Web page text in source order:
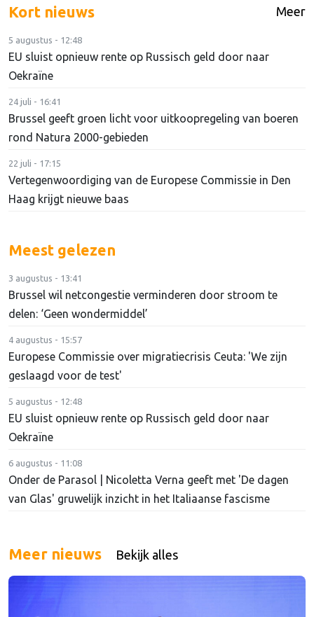
Kort nieuws Meer
5 augustus - 12:48
EU sluist opnieuw rente op Russisch geld door naar
Oekraïne
24 juli - 16:41
Brussel geeft groen licht voor uitkoopregeling van boeren
rond Natura 2000-gebieden
22 juli - 17:15
Vertegenwoordiging van de Europese Commissie in Den
Haag krijgt nieuwe baas
Meest gelezen
3 augustus - 13:41
Brussel wil netcongestie verminderen door stroom te
delen: ‘Geen wondermiddel’
4 augustus - 15:57
Europese Commissie over migratiecrisis Ceuta: 'We zijn
geslaagd voor de test'
5 augustus - 12:48
EU sluist opnieuw rente op Russisch geld door naar
Oekraïne
6 augustus - 11:08
Onder de Parasol | Nicoletta Verna geeft met 'De dagen
van Glas' gruwelijk inzicht in het Italiaanse fascisme
Meer nieuws Bekijk alles